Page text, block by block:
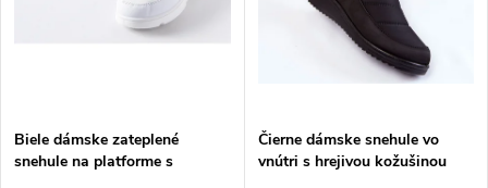
Biele dámske zateplené
snehule na platforme s
Čierne dámske snehule vo
vnútri s hrejivou kožušinou